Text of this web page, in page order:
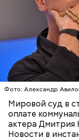
Фото: Александр
Мировой суд в
оплате
актера Дмитрия
Новости в
Блогеру
Play
Video
Видео: пресс-